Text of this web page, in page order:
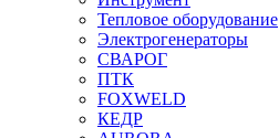
Тепловое оборудование
Электрогенераторы
СВАРОГ
ПТК
FOXWELD
КЕДР